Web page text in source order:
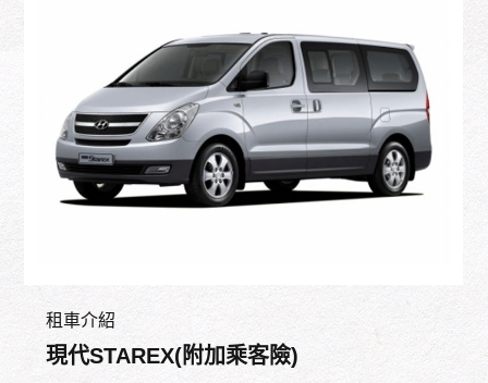
租車介紹
現代STAREX(附加乘客險)